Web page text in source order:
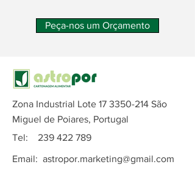
Peça-nos um Orçamento
Zona Industrial Lote 17 3350-214 São
Miguel de Poiares, Portugal
Tel: 239 422 789
Email: astropor.marketing@gmail.com